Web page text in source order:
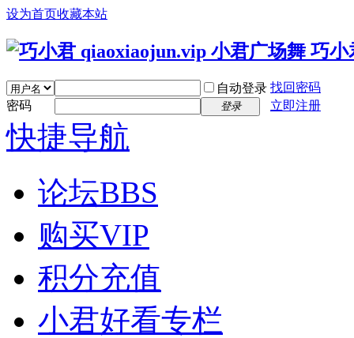
设为首页收藏本站
自动登录 找回密码
密码
登录 立即注册
快捷导航
论坛BBS
购买VIP
积分充值
小君好看专栏